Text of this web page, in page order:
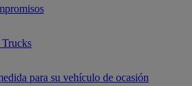
para su vehículo de ocasión